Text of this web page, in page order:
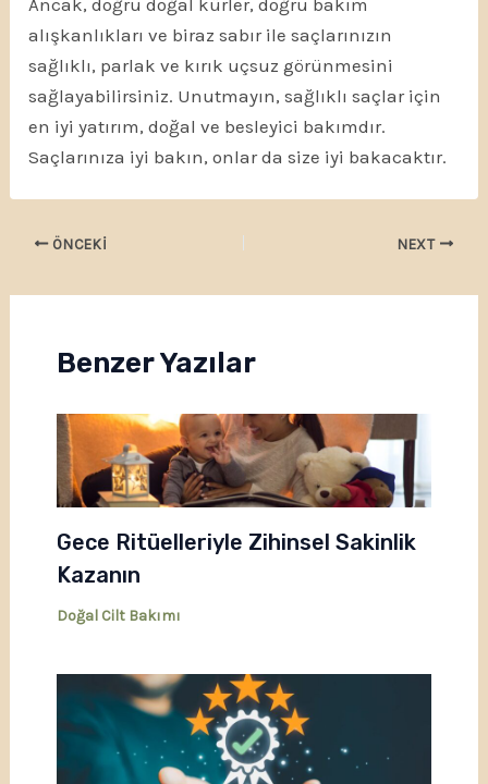
alışkanlıkları ve biraz sabır ile saçlarınızın
sağlıklı, parlak ve kırık uçsuz görünmesini
sağlayabilirsiniz. Unutmayın, sağlıklı saçlar için
en iyi yatırım, doğal ve besleyici bakımdır.
Saçlarınıza iyi bakın, onlar da size iyi bakacaktır.
ÖNCEKI NEXT
Benzer Yazılar
Gece Ritüelleriyle Zihinsel Sakinlik
Kazanın
Doğal Cilt Bakımı